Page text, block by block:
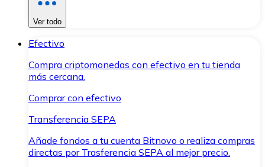
Ver todo
Efectivo
Compra criptomonedas con efectivo en tu tienda
más cercana.
Comprar con efectivo
Transferencia SEPA
Añade fondos a tu cuenta Bitnovo o realiza compras
directas por Trasferencia SEPA al mejor precio.